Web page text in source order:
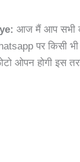
आज मैं आप सभी
पर किसी
ओपन होगी इस